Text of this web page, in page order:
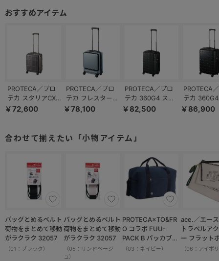
PROTECA／プロ
テカ スタリアCXR
02350 スーツケー
込み 22L
￥72,600
PROTECA／プロ
テカ フレスター
EX 機内持ち込み
プン 26/33L
￥78,100
PROTECA／プロ
テカ 360G4 スー
ツケース 日本製
￥82,500
PROTECA
テカ
ツケース 日
￥86,900
合わせて揃えたい「小物アイテム」
バッグとめるベルト
荷物をまとめて移動
がラクラク 32057
（01：ブラック）
バッグとめるベルト
荷物をまとめて移動
がラクラク 32057
（05：サンドベージ
ュ）
PROTECA×TO&FR
O コラボ FUU-
PACK B パッカブル
ボストンバッグ 軽量
（03：ネイビー）
ace.／エース
トラベルア
ー フラット
ット 17825
（06：アイボ